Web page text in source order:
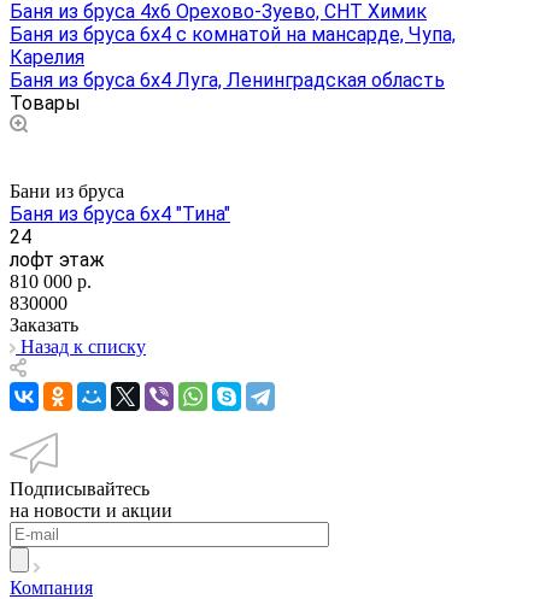
Баня из бруса 4х6 Орехово-Зуево, СНТ Химик
Баня из бруса 6х4 с комнатой на мансарде, Чупа,
Карелия
Баня из бруса 6х4 Луга, Ленинградская область
Товары
Бани из бруса
Баня из бруса 6х4 "Тина"
24
лофт этаж
810 000 р.
830000
Заказать
Назад к списку
Подписывайтесь
на новости и акции
Компания